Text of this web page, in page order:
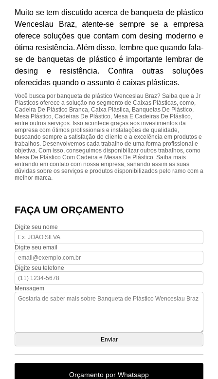
Muito se tem discutido acerca de banqueta de plástico
Wenceslau Braz, atente-se sempre se a empresa
oferece soluções que contam com desing moderno e
ótima resistência. Além disso, lembre que quando fala-
se de banquetas de plástico é importante lembrar de
desing e resistência. Confira outras soluções
oferecidas quando o assunto é caixas plásticas.
Você busca por banqueta de plástico Wenceslau Braz? Saiba que a Jr
Plasticos oferece a solução no segmento de Caixas Plásticas, como,
Cadeira De Plástico Branca, Caixa Plástica, Banquetas De Plástico,
Mesa Plástico, Cadeiras De Plástico, Mesa E Cadeiras De Plástico,
entre outros serviços. Isso acontece graças aos investimentos da
empresa com ótimos profissionais e instalações de qualidade,
buscando sempre a satisfação do cliente e a excelência em produtos e
trabalhos. Desenvolvemos cada trabalho de uma forma profissional e
objetiva. Com isso, conseguimos disponibilizar outros trabalhos, como
Mesa De Plástico Com Cadeira e Mesas De Plástico. Saiba mais
entrando em contato com nossa empresa, sanando assim as suas
dúvidas sobre os serviços e produtos disponibilizados pelo ramo com a
melhor marca.
FAÇA UM ORÇAMENTO
Digite seu nome
Digite seu email
Digite seu telefone
Mensagem
Orçamento por Whatsapp